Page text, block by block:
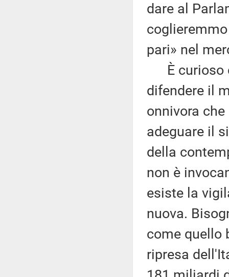
dare al
pari» nel
È curioso
difendere il
onnivora
adeguare il
della
non è
esiste la
nuova.
come quello
ripresa